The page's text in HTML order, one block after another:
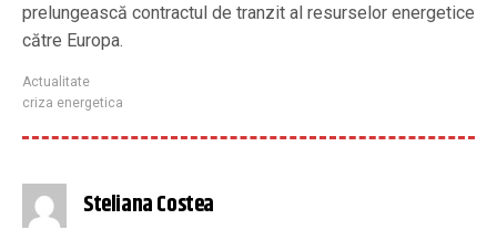
prelungească contractul de tranzit al resurselor energetice
către Europa.
Actualitate
criza energetica
Steliana Costea